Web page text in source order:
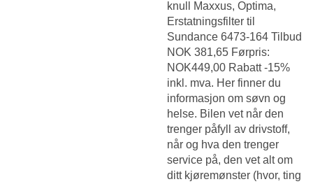
knull
Maxxus, Optima,
Erstatningsfilter til
Sundance 6473-164 Tilbud
NOK 381,65 Førpris:
NOK449,00 Rabatt -15%
inkl. mva. Her finner du
informasjon om søvn og
helse. Bilen vet når den
trenger påfyll av drivstoff,
når og hva den trenger
service på, den vet alt om
ditt kjøremønster (hvor, ting